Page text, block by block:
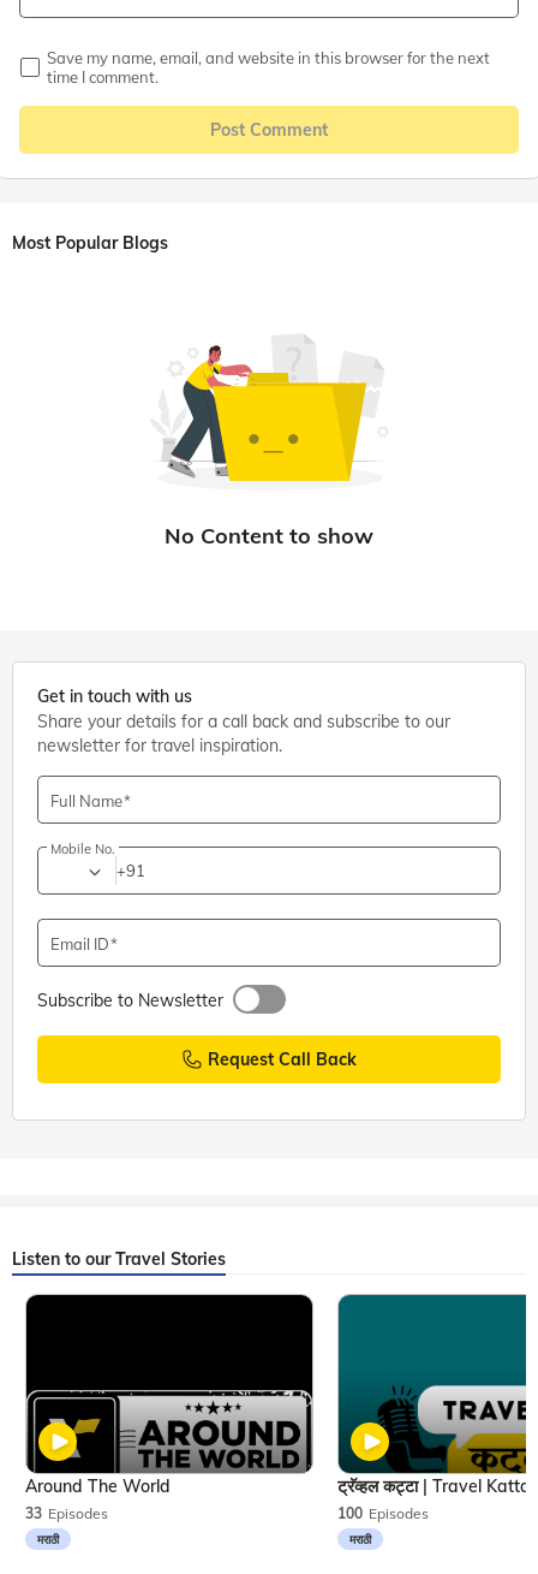
Save my name, email, and website in this browser for the next
time I comment.
Post Comment
Most Popular Blogs
Get in touch with us
Share your details for a call back and subscribe to our
newsletter for travel inspiration.
Full Name
Mobile No.
+91
Email ID
Subscribe to Newsletter
Request Call Back
Listen to our Travel Stories
33 Episodes
मराठी
Around The World
100 Episodes
मराठी